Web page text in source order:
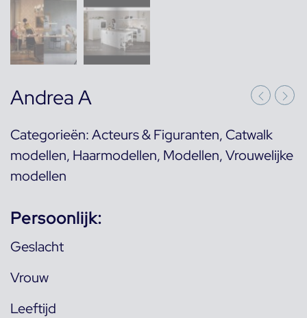
Andrea A
Categorieën:Acteurs & Figuranten, Catwalk
modellen, Haarmodellen, Modellen,Vrouwelijke
modellen
Persoonlijk:
Geslacht
Vrouw
Leeftijd